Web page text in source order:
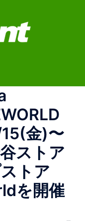
金)〜
ストア
トア
を開催